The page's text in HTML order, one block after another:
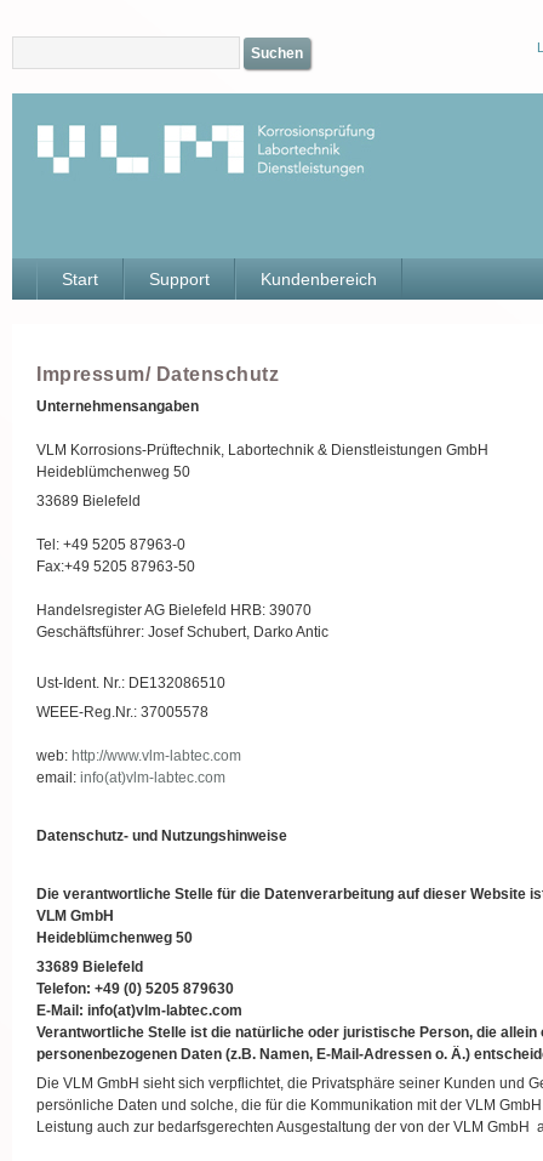
Suchen
Start Support Kundenbereich
Impressum/ Datenschutz
Unternehmensangaben
VLM Korrosions-Prüftechnik, Labortechnik & Dienstleistungen GmbH
Heideblümchenweg 50
33689 Bielefeld
Tel: +49 5205 87963-0
Fax:+49 5205 87963-50
Handelsregister AG Bielefeld HRB: 39070
Geschäftsführer: Josef Schubert, Darko Antic
Ust-Ident. Nr.: DE132086510
WEEE-Reg.Nr.: 37005578
web: http://www.vlm-labtec.com
email: info(at)vlm-labtec.com
Datenschutz- und Nutzungshinweise
Die verantwortliche Stelle für die Datenverarbeitung auf dieser Website
VLM GmbH
Heideblümchenweg 50
33689 Bielefeld
Telefon: +49 (0) 5205 879630
E-Mail: info(at)vlm-labtec.com
Verantwortliche Stelle ist die natürliche oder juristische Person, die
personenbezogenen Daten (z.B. Namen, E-Mail-Adressen o. Ä.)
Die VLM GmbH sieht sich verpflichtet, die Privatsphäre seiner Kunden und
persönliche Daten und solche, die für die Kommunikation mit der VLM
Leistung auch zur bedarfsgerechten Ausgestaltung der von der VLM